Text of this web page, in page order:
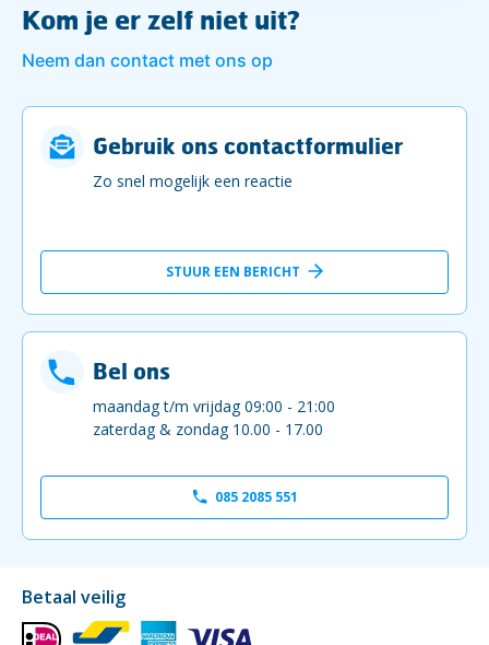
Kom je er zelf niet uit?
Neem dan contact met ons op
Gebruik ons contactformulier
Zo snel mogelijk een reactie
STUUR EEN BERICHT
Bel ons
maandag t/m vrijdag 09:00 - 21:00
zaterdag & zondag 10.00 - 17.00
085 2085 551
Betaal veilig